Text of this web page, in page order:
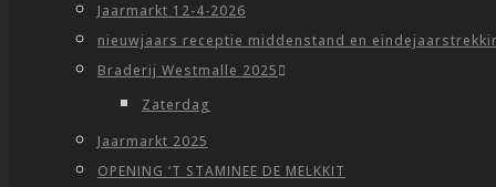
Jaarmarkt 12-4-2026
nieuwjaars receptie middenstand en
Braderij Westmalle 2025
Zaterdag
Jaarmarkt 2025
OPENING ‘T STAMINEE DE MELKKIT